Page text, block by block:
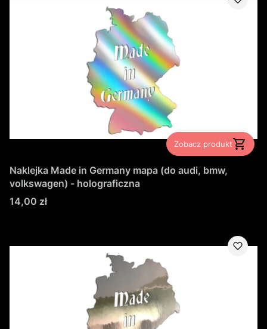
Zobacz produkt
Naklejka Made in Germany mapa (do audi, bmw,
volkswagen) - holograficzna
Cena
14,00 zł